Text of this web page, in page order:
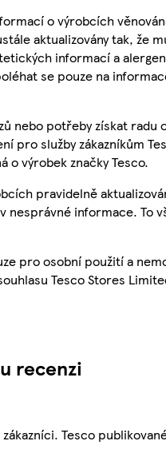
o výrobcích
aktualizovány tak, že
informací a
se pouze na
nebo potřeby získat radu
pro služby zákazníkům
o výrobek značky Tesco.
pravidelně
informace. To
pro osobní použití a
Tesco Stores
recenzi
Tesco